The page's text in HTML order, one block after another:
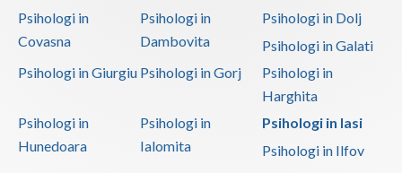
Psihologi in
Covasna
Psihologi in
Dambovita
Psihologi in Dolj
Psihologi in Galati
Psihologi in Giurgiu Psihologi in Gorj
Psihologi in
Harghita
Psihologi in
Hunedoara
Psihologi in
Ialomita
Psihologi in Iasi
Psihologi in Ilfov